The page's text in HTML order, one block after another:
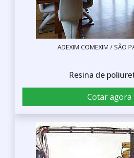
ADEXIM COMEXIM / SÃO
Resina de
Cotar agora